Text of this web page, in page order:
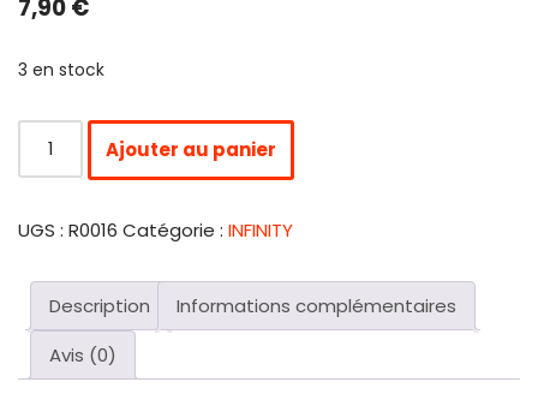
7,90€
3 en stock
Ajouter au panier
UGS : R0016 Catégorie : INFINITY
Description
Informations complémentaires
Avis (0)